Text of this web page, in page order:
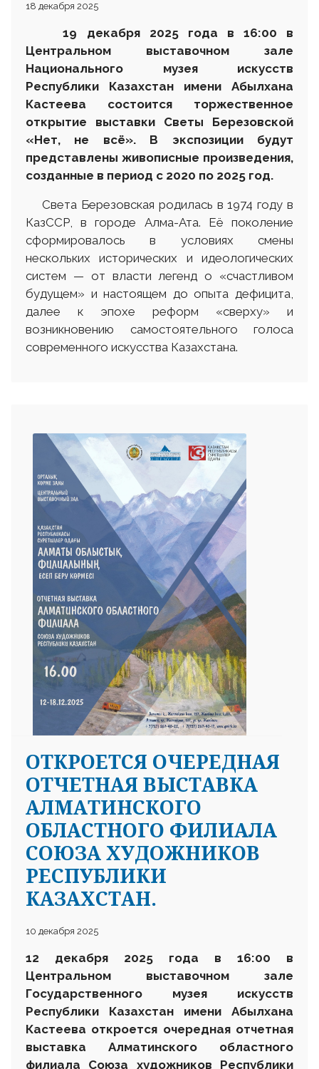
18 декабря 2025
19 декабря 2025 года в 16:00 в
Центральном выставочном зале
Национального музея искусств
Республики Казахстан имени Абылхана
Кастеева состоится торжественное
открытие выставки Светы Березовской
«Нет, не всё». В экспозиции будут
представлены живописные произведения,
созданные в период с 2020 по 2025 год.
Света Березовская родилась в 1974 году в
КазССР, в городе Алма-Ата. Её поколение
сформировалось в условиях смены
нескольких исторических и идеологических
систем — от власти легенд о «счастливом
будущем» и настоящем до опыта дефицита,
далее к эпохе реформ «сверху» и
возникновению самостоятельного голоса
современного искусства Казахстана.
ОТКРОЕТСЯ ОЧЕРЕДНАЯ
ОТЧЕТНАЯ ВЫСТАВКА
АЛМАТИНСКОГО
ОБЛАСТНОГО ФИЛИАЛА
СОЮЗА ХУДОЖНИКОВ
РЕСПУБЛИКИ
КАЗАХСТАН.
10 декабря 2025
12 декабря 2025 года в 16:00 в
Центральном выставочном зале
Государственного музея искусств
Республики Казахстан имени Абылхана
Кастеева откроется очередная отчетная
выставка Алматинского областного
филиала Союза художников Республики